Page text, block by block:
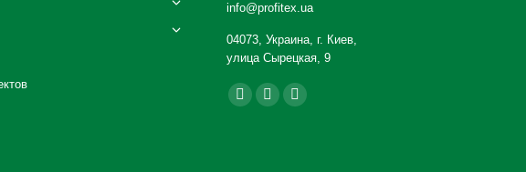
info@profitex.ua
04073, Украина, г. Киев,
улица Сырецкая, 9
Ищите нас:
Facebook
YouTubeInstagram